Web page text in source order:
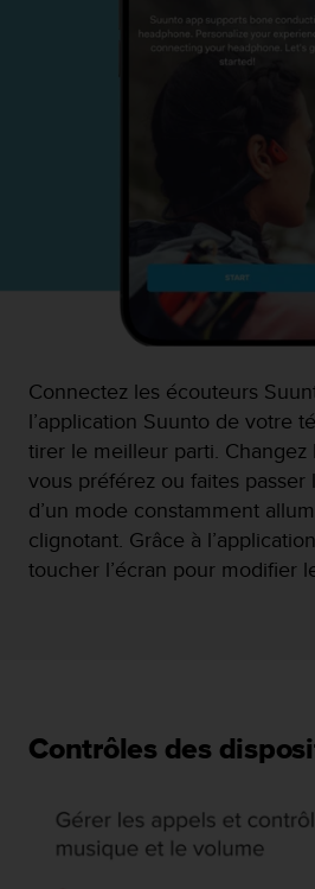
Connectez les écouteurs
l’application Suunto de votre
tirer le meilleur parti.
vous préférez ou faites passer
d’un mode constamment
clignotant. Grâce à
toucher l’écran pour modifier
Contrôles des